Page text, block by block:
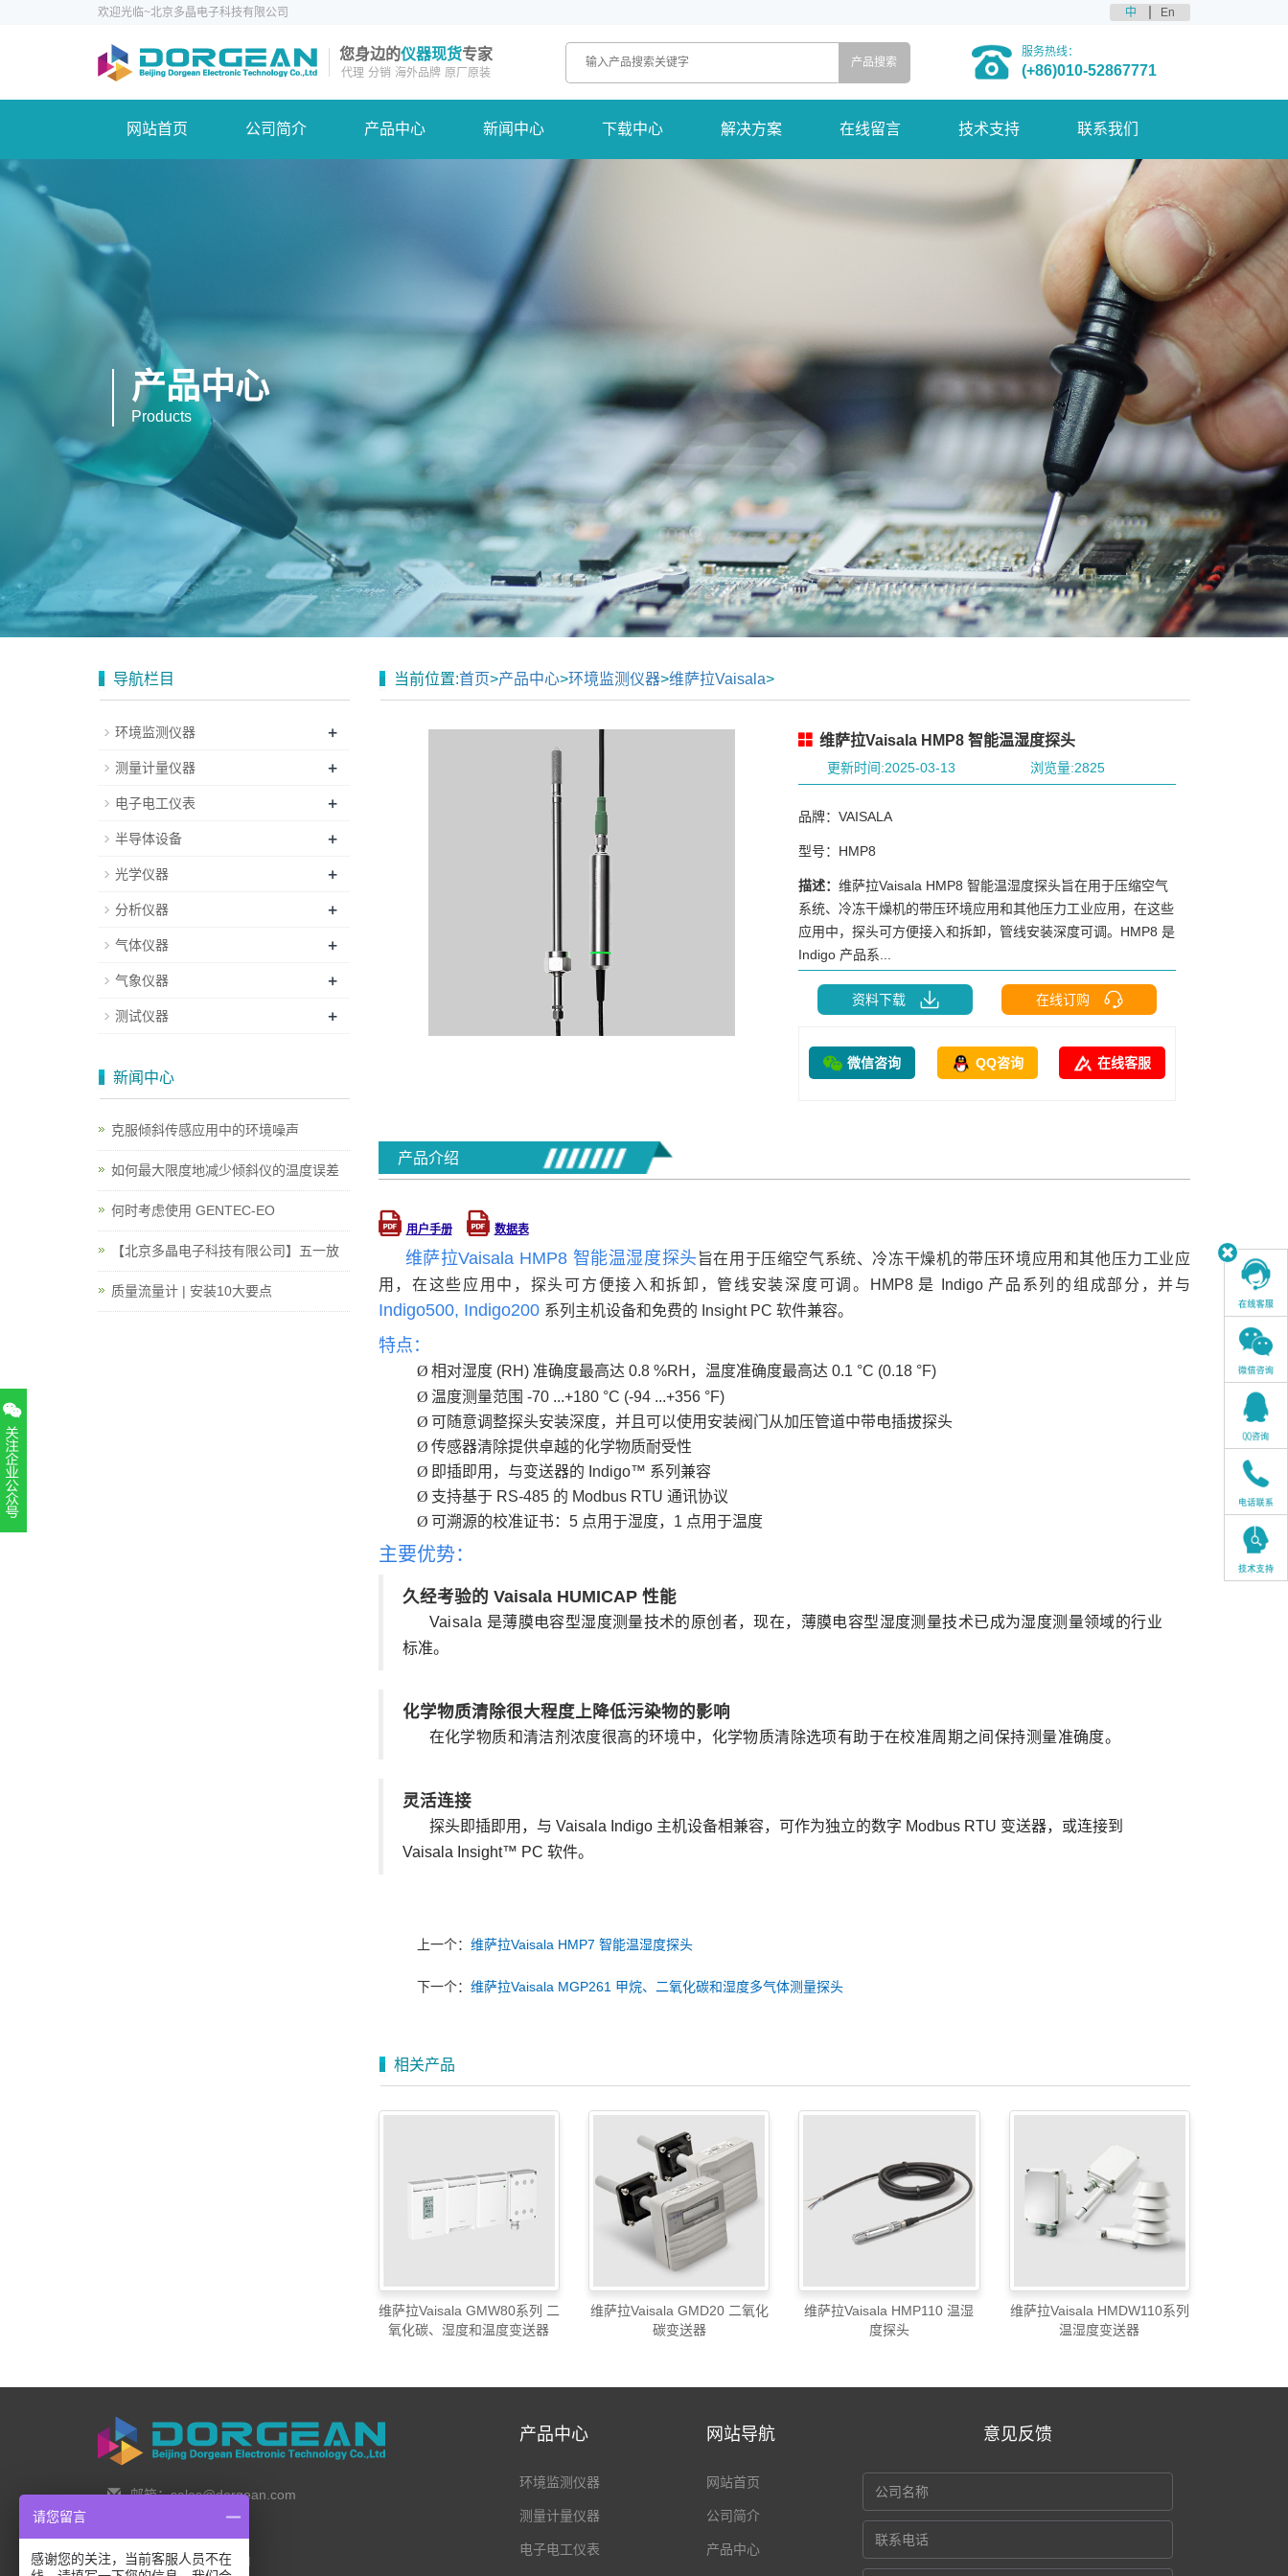
欢迎光临~北京多晶电子科技有限公司 中 En
您身边的仪器现货专家
代理 分销 海外品牌 原厂原装
服务热线：
(+86)010-52867771
网站首页 公司简介 产品中心 新闻中心 下载中心 解决方案 在线留言 技术支持 联系我们
产品中心
Products
当前位置:首页>产品中心>环境监测仪器>维萨拉Vaisala>
维萨拉Vaisala HMP8 智能温湿度探头
更新时间:2025-03-13 浏览量:2825
品牌：VAISALA
型号：HMP8
描述：维萨拉Vaisala HMP8 智能温湿度探头旨在用于压缩空气
系统、冷冻干燥机的带压环境应用和其他压力工业应用，在这些
应用中，探头可方便接入和拆卸，管线安装深度可调。HMP8 是
Indigo 产品系...
资料下载 在线订购
微信咨询 QQ咨询 在线客服
产品介绍
用户手册 数据表
维萨拉Vaisala HMP8 智能温湿度探头 旨在用于压缩空气系统、冷冻干燥机的带压环境应用和其他压力工业应
用，在这些应用中，探头可方便接入和拆卸，管线安装深度可调。HMP8 是 Indigo 产品系列的组成部分，并与
Indigo500, Indigo200 系列主机设备和免费的 Insight PC 软件兼容。
特点：
Ø 相对湿度 (RH) 准确度最高达 0.8 %RH，温度准确度最高达 0.1 °C (0.18 °F)
Ø 温度测量范围 -70 ...+180 °C (-94 ...+356 °F)
Ø 可随意调整探头安装深度，并且可以使用安装阀门从加压管道中带电插拔探头
Ø 传感器清除提供卓越的化学物质耐受性
Ø 即插即用，与变送器的 Indigo™ 系列兼容
Ø 支持基于 RS-485 的 Modbus RTU 通讯协议
Ø 可溯源的校准证书：5 点用于湿度，1 点用于温度
主要优势：
久经考验的 Vaisala HUMICAP 性能
Vaisala 是薄膜电容型湿度测量技术的原创者，现在，薄膜电容型湿度测量技术已成为湿度测量领域的行业
标准。
化学物质清除很大程度上降低污染物的影响
在化学物质和清洁剂浓度很高的环境中，化学物质清除选项有助于在校准周期之间保持测量准确度。
灵活连接
探头即插即用，与 Vaisala Indigo 主机设备相兼容，可作为独立的数字 Modbus RTU 变送器，或连接到
Vaisala Insight™ PC 软件。
上一个： 维萨拉Vaisala HMP7 智能温湿度探头
下一个： 维萨拉Vaisala MGP261 甲烷、二氧化碳和湿度多气体测量探头
相关产品
维萨拉Vaisala GMW80系列 二
氧化碳、湿度和温度变送器
维萨拉Vaisala GMD20 二氧化
碳变送器
维萨拉Vaisala HMP110 温湿
度探头
维萨拉Vaisala HMDW110系列
温湿度变送器
导航栏目
环境监测仪器 +
测量计量仪器 +
电子电工仪表 +
半导体设备 +
光学仪器 +
分析仪器 +
气体仪器 +
气象仪器 +
测试仪器 +
新闻中心
克服倾斜传感应用中的环境噪声
如何最大限度地减少倾斜仪的温度误差
何时考虑使用 GENTEC-EO
【北京多晶电子科技有限公司】五一放
质量流量计 | 安装10大要点
邮箱：sales@dorgean.com
电话：0l0-5286777I
产品中心
环境监测仪器
测量计量仪器
电子电工仪表
网站导航
网站首页
公司简介
产品中心
意见反馈
扫一扫，关注官方账号
请您留言
感谢您的关注，当前客服人员不在